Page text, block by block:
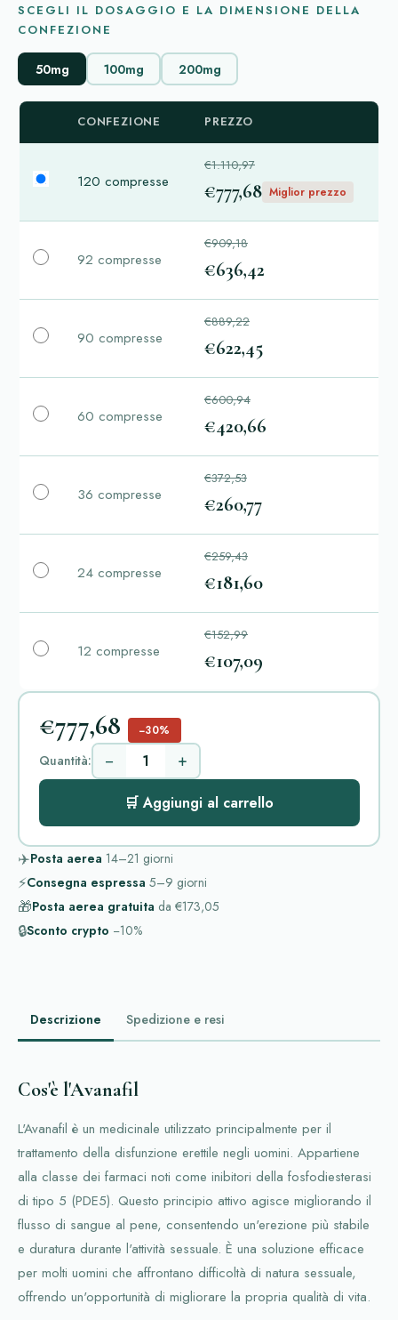
SCEGLI IL DOSAGGIO E LA DIMENSIONE DELLA
CONFEZIONE
50mg 100mg 200mg
CONFEZIONE PREZZO
120 compresse
€1.110,97
€777,68 Miglior prezzo
92 compresse
€909,18
€636,42
90 compresse
€889,22
€622,45
60 compresse
€600,94
€420,66
36 compresse
€372,53
€260,77
24 compresse
€259,43
€181,60
12 compresse
€152,99
€107,09
€777,68 −30%
Quantità: − +
🛒 Aggiungi al carrello
✈️Posta aerea 14–21 giorni
⚡Consegna espressa 5–9 giorni
🎁Posta aerea gratuita da €173,05
🔒Sconto crypto −10%
Descrizione Spedizione e resi
Cos'è l'Avanafil
L'Avanafil è un medicinale utilizzato principalmente per il
trattamento della disfunzione erettile negli uomini. Appartiene
alla classe dei farmaci noti come inibitori della fosfodiesterasi
di tipo 5 (PDE5). Questo principio attivo agisce migliorando il
flusso di sangue al pene, consentendo un'erezione più stabile
e duratura durante l'attività sessuale. È una soluzione efficace
per molti uomini che affrontano difficoltà di natura sessuale,
offrendo un'opportunità di migliorare la propria qualità di vita.